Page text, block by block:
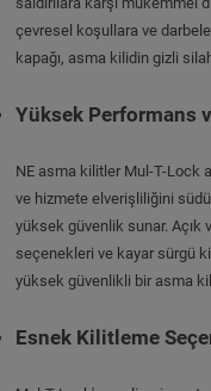
çevresel koşullara ve
kapağı, asma kilidin gizli
Yüksek Performans
NE asma kilitler Mul-T-Lock
ve hizmete elverişliliğini
yüksek güvenlik sunar. Açık
seçenekleri ve kayar sürgü
yüksek güvenlikli bir asma
Esnek Kilitleme